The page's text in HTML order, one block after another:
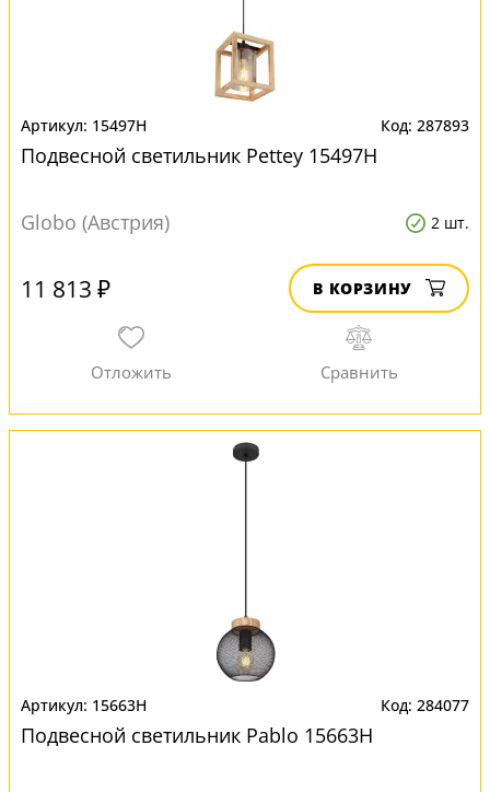
15497H 287893
Подвесной светильник Pettey 15497H
Globo (Австрия) 2 шт.
11 813 ₽ В КОРЗИНУ
15663H 284077
Подвесной светильник Pablo 15663H